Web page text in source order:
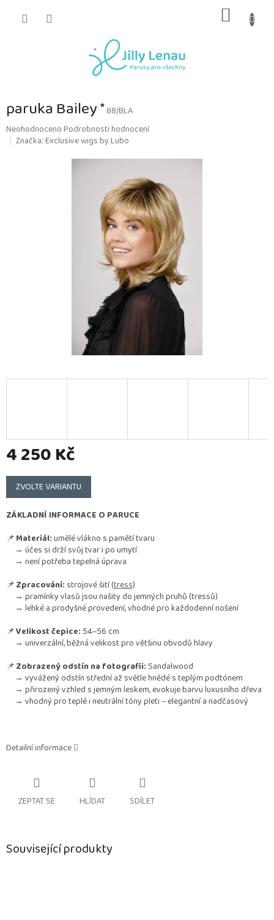
KOŠÍK
paruka Bailey *88/BLA
Průměrné
hodnocení
NeohodnocenoPodrobnosti hodnocení
Značka:Exclusive wigs by Lubo
4 250 Kč
Měrná
cena:
ZVOLTE VARIANTU
ZÁKLADNÍ INFORMACE O PARUCE
📌Materiál:umělé vlákno s pamětí tvaru
→ účes si drží svůj tvar i po umytí
→ není potřeba tepelná úprava
📌Zpracování: strojové šití (tress)
→ pramínky vlasů jsou našity do jemných pruhů (tressů)
→ lehké a prodyšné provedení, vhodné pro každodenní nošení
📌Velikost čepice: 54–56 cm
→ univerzální, běžná velikost pro většinu obvodů hlavy
📌Zobrazený odstín na fotografii: Sandalwood
→ vyvážený odstín střední až světle hnědé s teplým podtónem
→ přirozený vzhled s jemným leskem, evokuje barvu luxusního dřeva
→ vhodný pro teplé i neutrální tóny pleti – elegantní a nadčasový
Detailní informace
ZEPTAT SE HLÍDAT SDÍLET
Související produkty